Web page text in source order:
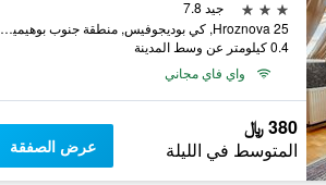
3 نجوم
جيد 7.8
Hroznova 25, كي بوديجوفيس, منطقة جنوب بوهيميا, جمهورية التشيك
0.4 كيلومتر عن وسط المدينة
واي فاي مجاني
380 ﷼
المتوسط في الليلة عرض الصفقة